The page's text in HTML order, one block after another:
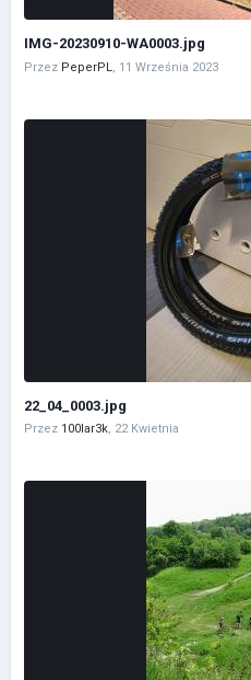
IMG-20230910-WA0003.jpg
Przez PeperPL, 11 Września 2023
22_04_0003.jpg
Przez 100lar3k, 22 Kwietnia